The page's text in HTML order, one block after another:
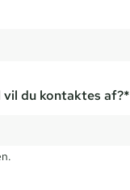
vil du kontaktes af?*